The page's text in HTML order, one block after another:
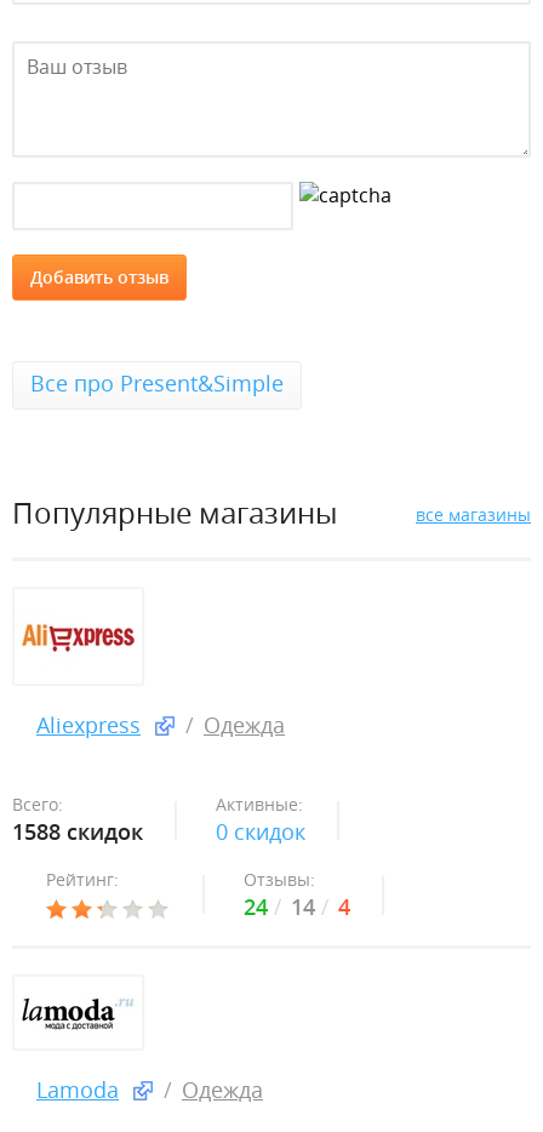
Все про Present&Simple
Популярные магазины все магазины
Aliexpress Одежда
Всего:
1588 скидок
Активные:
0 скидок
Рейтинг: Отзывы:
24 14 4
Lamoda Одежда